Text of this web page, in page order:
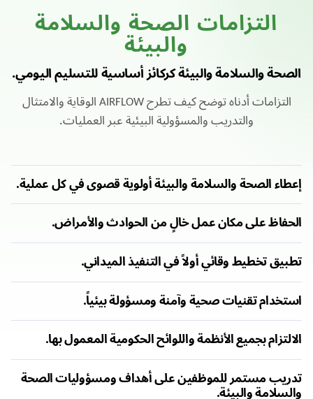
التزامات الصحة والسلامة
والبيئة
الصحة والسلامة والبيئة كركائز أساسية للتسليم اليومي.
التزامات أدناه توضح كيف تطرح AIRFLOW الوقاية والامتثال
والتدريب والمسؤولية البيئية عبر العمليات.
إعطاء الصحة والسلامة والبيئة أولوية قصوى في كل عملية.
الحفاظ على مكان عمل خالٍ من الحوادث والأمراض.
تطبيق تخطيط وقائي أولاً في التنفيذ الميداني.
استخدام تقنيات صحية وآمنة ومسؤولة بيئياً.
الالتزام بجميع الأنظمة واللوائح الحكومية المعمول بها.
تدريب مستمر للموظفين على أهداف ومسؤوليات الصحة
والسلامة والبيئة.